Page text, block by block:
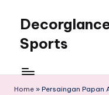
contentSports
adalah
sebuah
Home » Persaingan Papan